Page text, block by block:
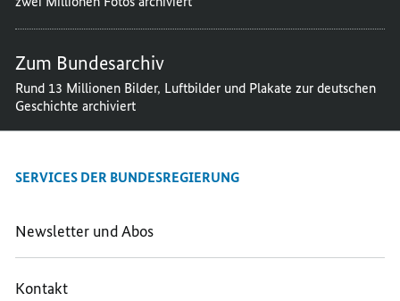
Zum Bundesarchiv
Rund 13 Millionen Bilder, Luftbilder und Plakate zur deutschen
Geschichte archiviert
SERVICES DER BUNDESREGIERUNG
Newsletter und Abos
Kontakt